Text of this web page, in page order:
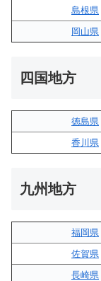
島根県
岡山県
四国地方
徳島県
香川県
九州地方
福岡県
佐賀県
長崎県